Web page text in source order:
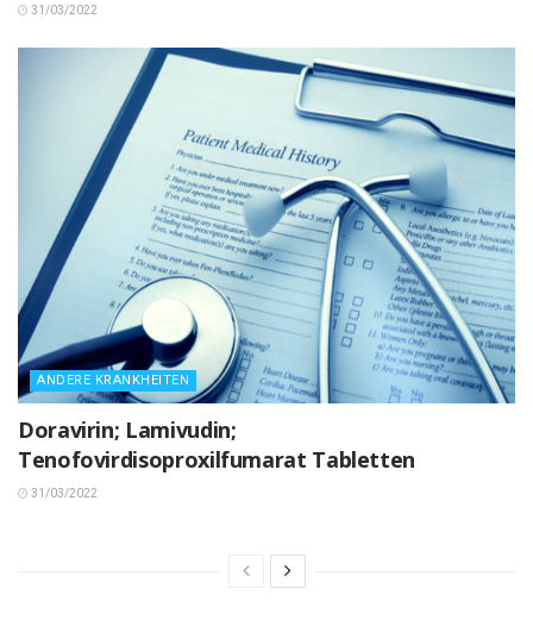
31/03/2022
ANDERE KRANKHEITEN
Doravirin; Lamivudin;
Tenofovirdisoproxilfumarat Tabletten
31/03/2022